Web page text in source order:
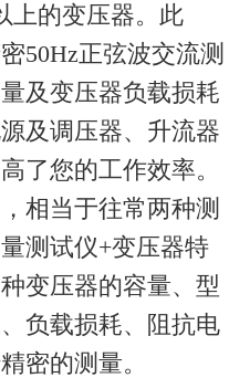
上的变压器。此
50Hz正弦波交流测
及变压器负载损耗
及调压器、升流器
了您的工作效率。
相当于往常两种测
测试仪+变压器特
变压器的容量、型
负载损耗、阻抗电
密的测量。